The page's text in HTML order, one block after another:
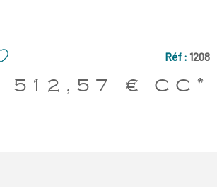
/ acte : 337.92€ Honoraires d'état des
garantie : 492.57€
Réf : 1208
512,57 € CC*